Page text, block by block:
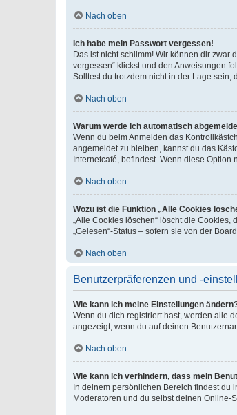
Nach oben
Ich habe mein Passwort vergessen!
Das ist nicht schlimm! Wir können dir zwar
vergessen“ klickst und den Anweisungen
Solltest du trotzdem nicht in der Lage
Nach oben
Warum werde ich automatisch
Wenn du beim Anmelden das
angemeldet zu bleiben, kannst du das
Internetcafé, befindest. Wenn diese
Nach oben
Wozu ist die Funktion „Alle Cookies
„Alle Cookies löschen“ löscht die
„Gelesen“-Status – sofern sie von der
Nach oben
Benutzerpräferenzen und -
Wie kann ich meine Einstellungen
Wenn du dich registriert hast, werden alle
angezeigt, wenn du auf deinen
Nach oben
Wie kann ich verhindern, dass mein
In deinem persönlichen Bereich findest du
Moderatoren und du selbst deinen Online-